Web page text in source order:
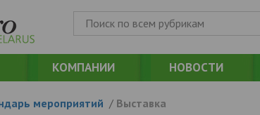
КОМПАНИИ НОВОСТИ
мероприятий / Выставка